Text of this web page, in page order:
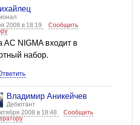
2008 в 18:19
Сообщить
AC NIGMA входит в
набор.
Владимир Аникейчев
Дебютант
2008 в 18:48
Сообщить